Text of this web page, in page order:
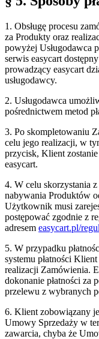
1. Obsługę procesu
za Produkty oraz
powyżej Usługodawca
serwis easycart
prowadzący easycart
usługodawcy.
2. Usługodawca
pośrednictwem metod
3. Po skompletowaniu
celu jego realizacji, w
przycisk, Klient
easycart.
4. W celu skorzystania
nabywania Produktów
Użytkownik musi
postępować zgodnie z
adresem easycart.pl/
5. W przypadku
systemu płatności
realizacji Zamówienia.
dokonanie płatności za
przelewu z wybranych
6. Klient zobowiązany
Umowy Sprzedaży w
zawarcia, chyba że